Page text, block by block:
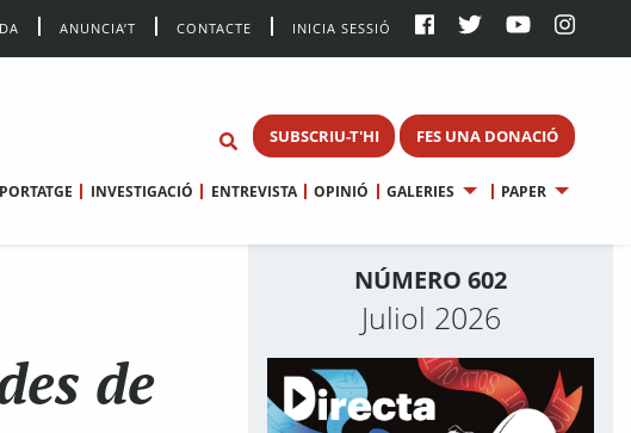
ANUNCIA’T CONTACTE INICIA SESSIÓ
SUBSCRIU-T'HI FES UNA DONACIÓ
INVESTIGACIÓ ENTREVISTA OPINIÓ GALERIES PAPER
de
NÚMERO 602
Juliol 2026